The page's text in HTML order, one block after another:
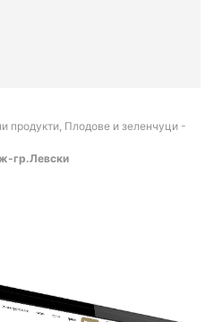
продукти, Плодове и зеленчуци -
гр.Левски